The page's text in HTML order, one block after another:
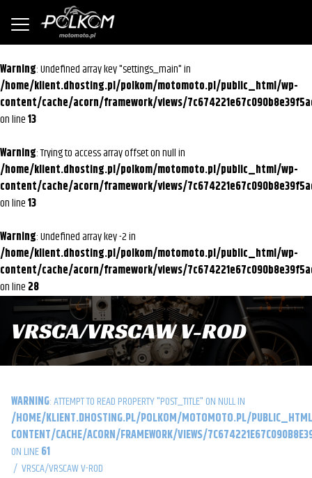
Warning : Undefined array key "settings_main" in
/home/klient.dhosting.pl/polkom/motomoto.pl/public_html/wp-
content/cache/acorn/framework/views/
on line13
Warning : Trying to access array offset on null in
/home/klient.dhosting.pl/polkom/motomoto.pl/public_html/wp-
content/cache/acorn/framework/views/
on line13
Warning : Undefined array key -2 in
/home/klient.dhosting.pl/polkom/motomoto.pl/public_html/wp-
content/cache/acorn/framework/views/
on line 28
VRSCA/VRSCAW V-ROD
WARNING : ATTEMPT TO READ PROPERTY "POST_TITLE" ON NULL IN
/HOME/KLIENT.DHOSTING.PL/POLKOM/MOTOMOTO.PL/
CONTENT/CACHE/ACORN/FRAMEWORK/VIEWS/
ON LINE61
/ VRSCA/VRSCAW V-ROD